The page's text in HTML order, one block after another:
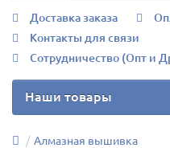
Доставка заказа
Контакты для связи
Сотрудничество (Опт и
Наши товары
Алмазная вышивка